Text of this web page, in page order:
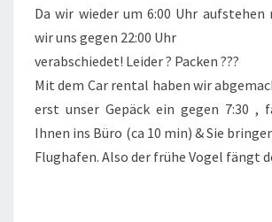
Da wir wieder um 6:00 Uhr aufstehen
wir uns gegen 22:00 Uhr
verabschiedet! Leider ? Packen ???
Mit dem Car rental haben wir
erst unser Gepäck ein gegen 7:30 ,
Ihnen ins Büro (ca 10 min) & Sie
Flughafen. Also der frühe Vogel fängt